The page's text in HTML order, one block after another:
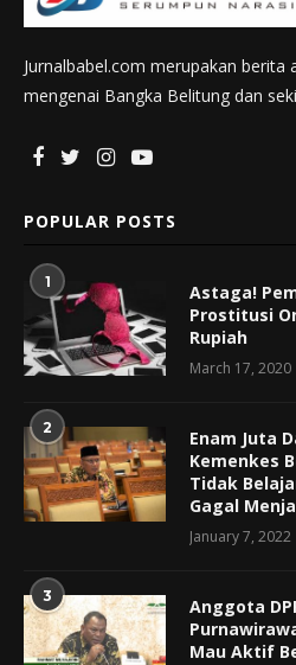
Jurnalbabel.com merupakan
mengenai Bangka Belitung dan
POPULAR POSTS
1
Astaga!
Prostitusi
Rupiah
March 17, 2020
2
Enam Juta
Kemenkes
Tidak
Gagal
January 7, 2022
3
Anggota
Mau Aktif